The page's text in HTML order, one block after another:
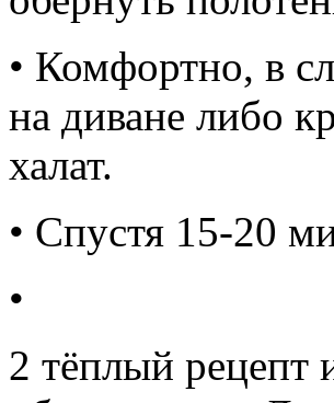
• Комфортно, в
на диване либо
халат.
• Спустя 15-20
•
2 тёплый рецепт